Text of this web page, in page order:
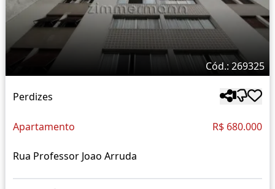
Cód.: 269325
Perdizes
Apartamento R$ 680.000
Rua Professor Joao Arruda